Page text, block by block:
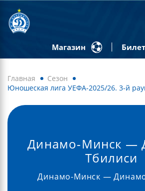
Магазин
Главная
Сезон
Юношеская лига УЕФА-2025/26. 3-й
Динамо-Минск —
Тбилиси
Динамо-Минск —